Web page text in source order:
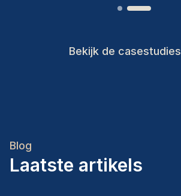
Bekijk de casestudies
Blog
Laatste artikels